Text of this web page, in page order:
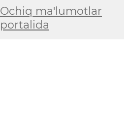
Ochiq ma'lumotlar
portalida